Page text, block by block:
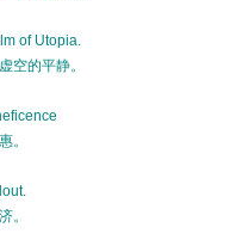
of Utopia.
的平静。
。
。